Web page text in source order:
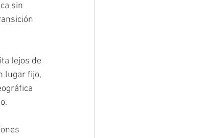
sin
lejos de
lugar fijo,